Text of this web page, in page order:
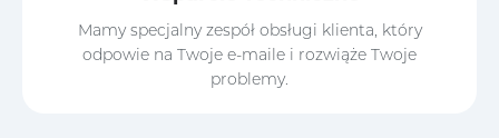
Mamy specjalny zespół obsługi klienta, który
odpowie na Twoje e-maile i rozwiąże Twoje
problemy.